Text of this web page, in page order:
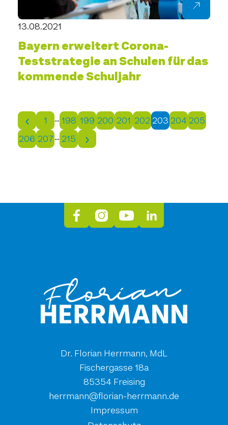
13.08.2021
Bayern erweitert Corona-
Teststrategie an Schulen für das
kommende Schuljahr
1 … 198 199 200 201 202 203 204 205
206 207… 215
Dr. Florian Herrmann, MdL
Fischergasse 18a
85354 Freising
ed.nnamrreh-nairolf@nnamrreh
Impressum